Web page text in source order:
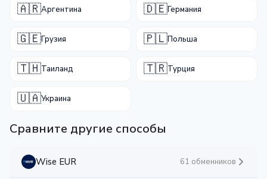
🇦🇷Аргентина 🇩🇪Германия
🇬🇪Грузия 🇵🇱Польша
🇹🇭Таиланд 🇹🇷Турция
🇺🇦Украина
Сравните другие способы
Wise EUR 61 обменников